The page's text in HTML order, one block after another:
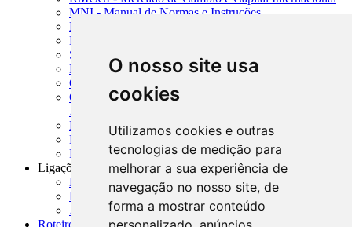
O nosso site usa
cookies
Utilizamos cookies e outras
tecnologias de medição para
melhorar a sua experiência de
navegação no nosso site, de
forma a mostrar conteúdo
MNI - Manual de Normas e Instruções
MTVM - Manual de Títulos e Valores Mobiliários
MCR - Manual de Crédito Rural
SISORF - Manual de Organização do SFN
MASUP - Manual de Supervisão Bancária
CADOC - Catálogo de Documentos
CNAE-CONCLA - Classificação Nacional de
Atividades Econômicas
PMF - Cartilhas do BCB
Manuais Auxiliares do BCB e Cosif-e
Resenhas Diárias Governamentais
Ligações Externas
Links Úteis
Presidência da República
Agências Nacionais Reguladoras
Roteiros para Estudos